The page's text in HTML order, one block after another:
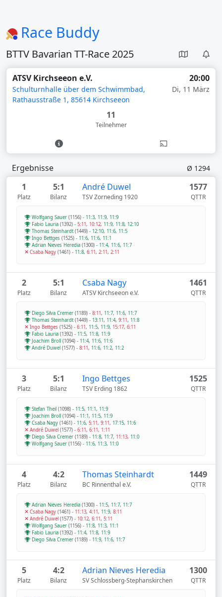
Race Buddy
BTTV Bavarian TT-Race 2025
ATSV Kirchseeon e.V.
Schulturnhalle über dem Schwimmbad,
Rathausstraße 1, 85614 Kirchseeon
20:00
Di, 11 März
11
Teilnehmer
Ergebnisse Ø 1294
1
Platz
5:1
Bilanz
André Duwel
TSV Zorneding 1920
1577
QTTR
Wolfgang Sauer (1156) - 11:3, 11:9, 11:9
Fabio Lauria (1392) - 5:11, 10:12, 11:9, 11:8, 12:10
Thomas Steinhardt(1449) - 12:10, 11:6, 11:5
Ingo Bettges (1525) - 11:6, 11:6, 11:1
Adrian Nieves Heredia (1300) - 11:4, 11:6, 11:7
Csaba Nagy (1461) - 11:8, 6:11, 2:11, 2:11
2
Platz
5:1
Bilanz
Csaba Nagy
ATSV Kirchseeon e.V.
1461
QTTR
Diego Silva Cremer (1189) - 8:11, 11:7, 11:6, 11:7
Thomas Steinhardt(1449) - 13:11, 11:4, 9:11, 11:8
Ingo Bettges (1525) - 6:11, 11:5, 11:9, 15:17, 6:11
Fabio Lauria (1392) - 11:5, 11:8, 11:9
Joachim Broll (1094) - 11:4, 11:6, 11:6
André Duwel (1577) - 8:11, 11:6, 11:2, 11:2
3
Platz
5:1
Bilanz
Ingo Bettges
TSV Erding 1862
1525
QTTR
Stefan Theil (1098) - 11:5, 11:1, 11:9
Joachim Broll (1094) - 11:1, 11:5, 11:9
Csaba Nagy (1461) - 11:6, 5:11, 9:11, 17:15, 11:6
André Duwel (1577) - 6:11, 6:11, 1:11
Diego Silva Cremer (1189) - 11:8, 11:7, 11:13, 11:0
Wolfgang Sauer (1156) - 11:6, 11:3, 11:0
4
Platz
4:2
Bilanz
Thomas Steinhardt
BC Rinnenthal e.V.
1449
QTTR
Adrian Nieves Heredia (1300) - 11:5, 11:7, 11:7
Csaba Nagy (1461) - 11:13, 4:11, 11:9, 8:11
André Duwel (1577) - 10:12, 6:11, 5:11
Wolfgang Sauer (1156) - 11:8, 11:3, 11:1
Fabio Lauria (1392) - 11:4, 11:8, 11:9
Diego Silva Cremer (1189) - 11:9, 11:6, 11:7
5
Platz
4:2
Bilanz
Adrian Nieves Heredia
SV Schlossberg-Stephanskirchen
1300
QTTR